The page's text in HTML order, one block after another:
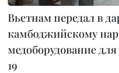
Вьетнам передал в
камбоджийскому
медоборудование
19